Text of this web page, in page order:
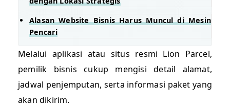
Alasan Website Bisnis Harus Muncul di Mesin
Pencari
Melalui aplikasi atau situs resmi Lion Parcel,
pemilik bisnis cukup mengisi detail alamat,
jadwal penjemputan, serta informasi paket yang
akan dikirim.